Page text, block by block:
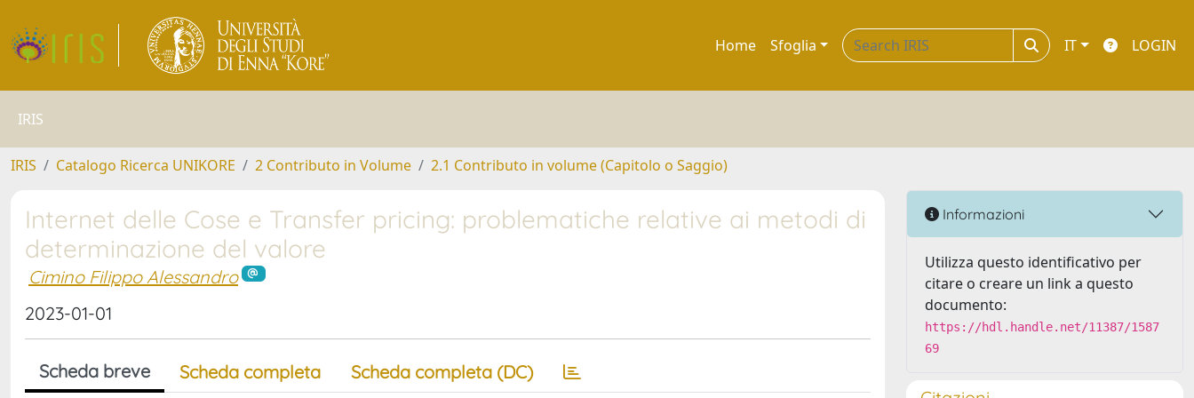
Home Sfoglia IT LOGIN
IRIS
IRIS Catalogo Ricerca UNIKORE 2 Contributo in Volume 2.1 Contributo in volume (Capitolo o Saggio)
Internet delle Cose e Transfer pricing: problematiche relative ai metodi di
determinazione del valore
Cimino Filippo Alessandro
2023-01-01
Scheda breve Scheda completa Scheda completa (DC)
Informazioni
Utilizza questo identificativo per
citare o creare un link a questo
documento:
https://hdl.handle.net/11387/1587
69